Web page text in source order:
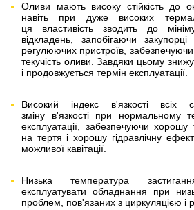
Оливи мають високу стійкість до
навіть при дуже високих
ця властивість зводить до
відкладень, запобігаючи
регулюючих пристроїв,
текучість оливи. Завдяки цьому
і продовжується термін експлуатації.
Високий індекс в'язкості всіх
зміну в'язкості при нормальному
експлуатації, забезпечуючи хорошу
на тертя і хорошу гідравлічну
можливої ​​кавітації.
Низька температура
експлуатувати обладнання при
проблем, пов'язаних з циркуляцією і